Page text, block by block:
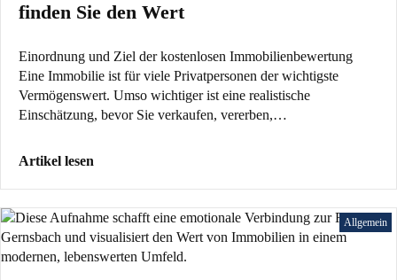
finden Sie den Wert
Einordnung und Ziel der kostenlosen Immobilienbewertung
Eine Immobilie ist für viele Privatpersonen der wichtigste
Vermögenswert. Umso wichtiger ist eine realistische
Einschätzung, bevor Sie verkaufen, vererben,…
Artikel lesen
Allgemein